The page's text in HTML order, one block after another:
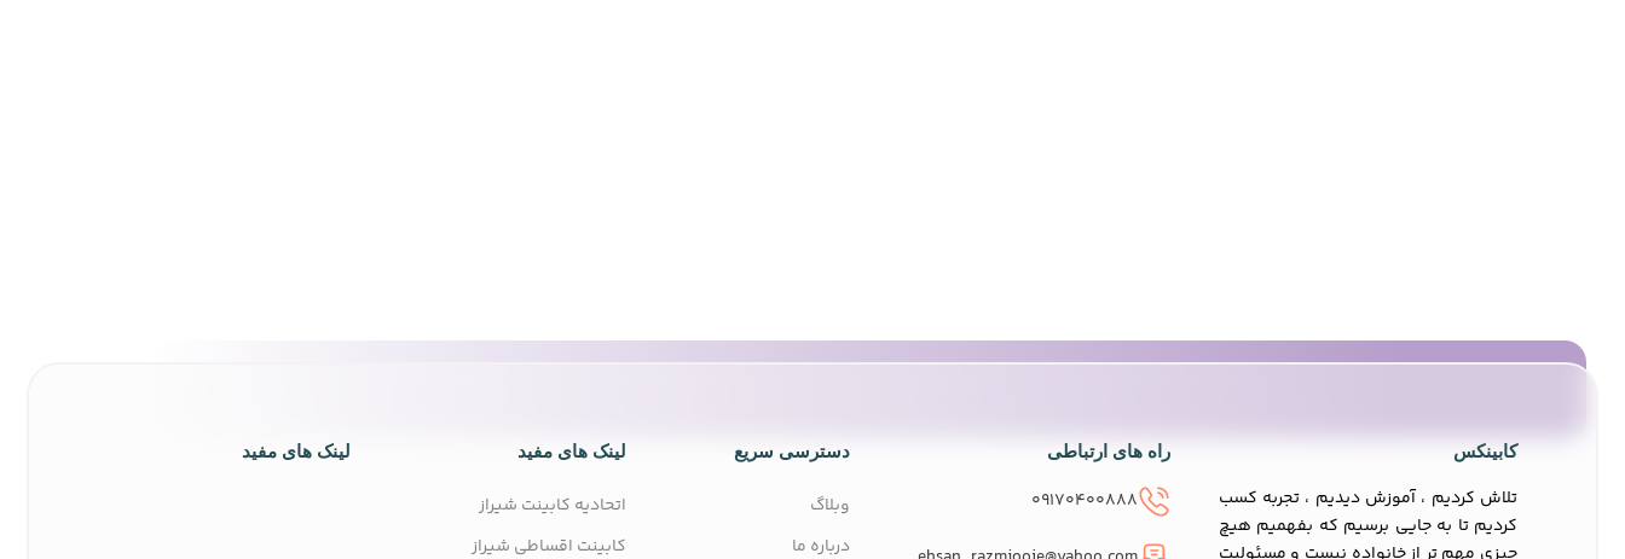
کابینکس
تلاش کردیم ، آموزش دیدیم ، تجربه کسب
کردیم تا به جایی برسیم که بفهمیم هیچ
راه های ارتباطی
09170400888
دسترسی سریع
وبلاگ
درباره ما
لینک های مفید
اتحادیه کابینت شیراز
کابینت اقساطی شیراز
لینک های مفید